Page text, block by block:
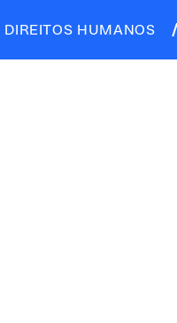
DIREITOS HUMANOS